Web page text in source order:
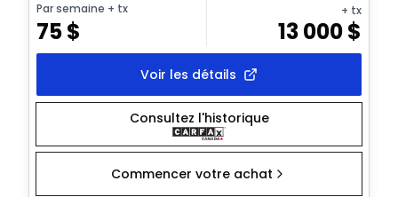
Par semaine + tx
75$
+ tx
13 000$
Voir les détails
Consultez l'historique
Commencer votre achat